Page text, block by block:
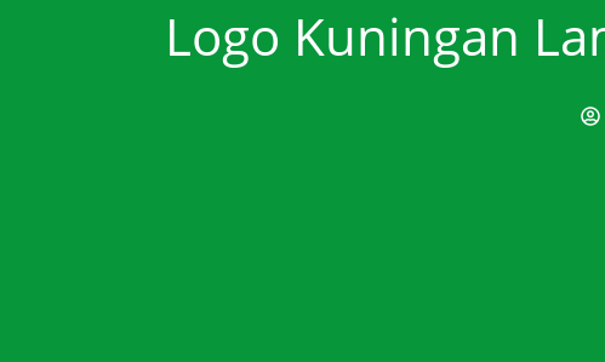
Logo Kuningan